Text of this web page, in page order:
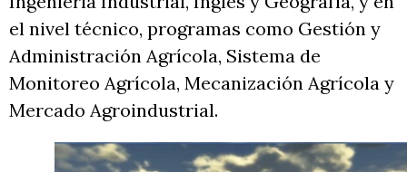
el nivel técnico, programas como Gestión y
Administración Agrícola, Sistema de
Monitoreo Agrícola, Mecanización Agrícola y
Mercado Agroindustrial.